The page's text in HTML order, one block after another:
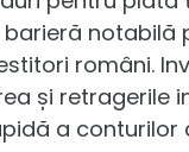
notabilă
români.
și retragerile
a conturilor